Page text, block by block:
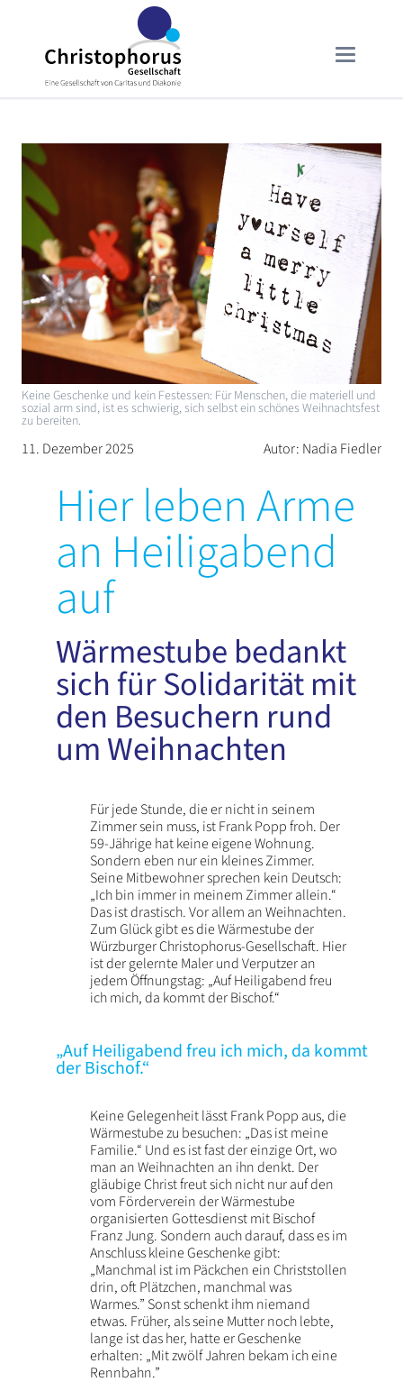
Keine Geschenke und kein Festessen: Für Menschen, die materiell und
sozial arm sind, ist es schwierig, sich selbst ein schönes Weihnachtsfest
zu bereiten.
11. Dezember 2025 Autor: Nadia Fiedler
Hier leben Arme
an Heiligabend
auf
Wärmestube bedankt
sich für Solidarität mit
den Besuchern rund
um Weihnachten
Für jede Stunde, die er nicht in seinem
Zimmer sein muss, ist Frank Popp froh. Der
59-Jährige hat keine eigene Wohnung.
Sondern eben nur ein kleines Zimmer.
Seine Mitbewohner sprechen kein Deutsch:
„Ich bin immer in meinem Zimmer allein.“
Das ist drastisch. Vor allem an Weihnachten.
Zum Glück gibt es die Wärmestube der
Würzburger Christophorus-Gesellschaft. Hier
ist der gelernte Maler und Verputzer an
jedem Öffnungstag: „Auf Heiligabend freu
ich mich, da kommt der Bischof.“
„Auf Heiligabend freu ich mich, da kommt
der Bischof.“
Keine Gelegenheit lässt Frank Popp aus, die
Wärmestube zu besuchen: „Das ist meine
Familie.“ Und es ist fast der einzige Ort, wo
man an Weihnachten an ihn denkt. Der
gläubige Christ freut sich nicht nur auf den
vom Förderverein der Wärmestube
organisierten Gottesdienst mit Bischof
Franz Jung. Sondern auch darauf, dass es im
Anschluss kleine Geschenke gibt:
„Manchmal ist im Päckchen ein Christstollen
drin, oft Plätzchen, manchmal was
Warmes.” Sonst schenkt ihm niemand
etwas. Früher, als seine Mutter noch lebte,
lange ist das her, hatte er Geschenke
erhalten: „Mit zwölf Jahren bekam ich eine
Rennbahn.”